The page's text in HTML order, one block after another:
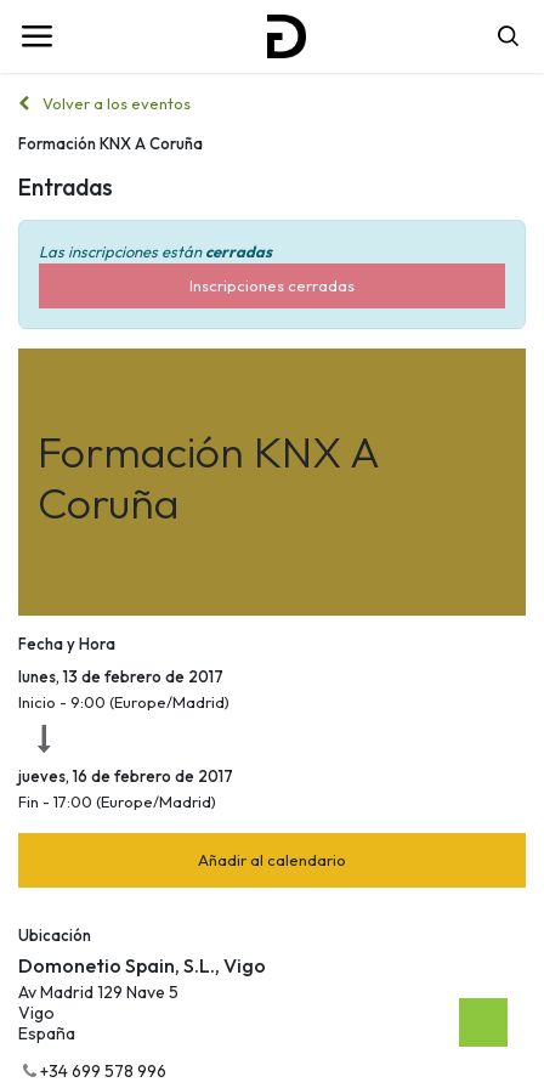
Volver a los eventos
Formación KNX A Coruña
Entradas
Las inscripciones estáncerradas
Inscripciones cerradas
Formación KNX A
Coruña
Fecha y Hora
lunes, 13 de febrero de 2017
Inicio - 9:00 (Europe/Madrid)
jueves, 16 de febrero de 2017
Fin - 17:00 (Europe/Madrid)
Añadir al calendario
Ubicación
Domonetio Spain, S.L., Vigo
Av Madrid 129 Nave 5
Vigo
España
+34 699 578 996